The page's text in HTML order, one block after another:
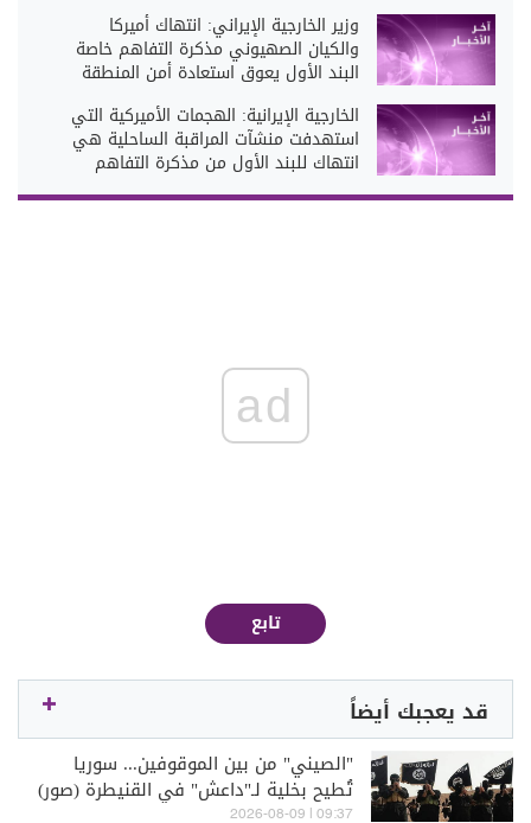
وزير الخارجية الإيراني: انتهاك أميركا
والكيان الصهيوني مذكرة التفاهم خاصة
البند الأول يعوق استعادة أمن المنطقة
الخارجية الإيرانية: الهجمات الأميركية التي
استهدفت منشآت المراقبة الساحلية هي
انتهاك للبند الأول من مذكرة التفاهم
ad
تابع
قد يعجبك أيضاً
"الصيني" من بين الموقوفين... سوريا
تُطيح بخلية لـ"داعش" في القنيطرة (صور)
09:37 | 2026-08-09